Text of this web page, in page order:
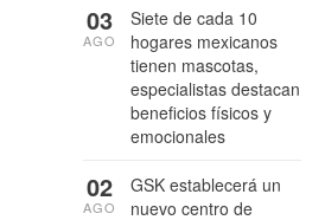
Siete de cada 10
hogares mexicanos
tienen mascotas,
especialistas destacan
beneficios físicos y
emocionales
03
AGO
GSK establecerá un
nuevo centro de
02
AGO